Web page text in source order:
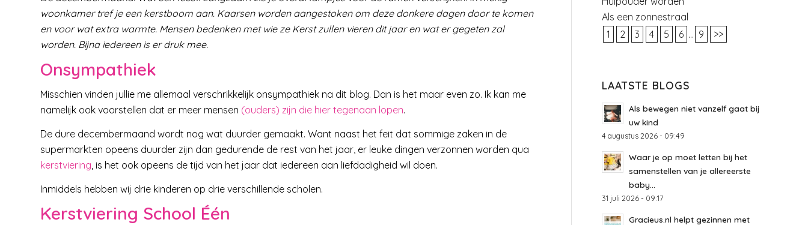
woonkamer tref je een kerstboom aan. Kaarsen worden aangestoken om deze donkere dagen door te komen
en voor wat extra warmte. Mensen bedenken met wie ze Kerst zullen vieren dit jaar en wat er gegeten zal
worden. Bijna iedereen is er druk mee.
Onsympathiek
Misschien vinden jullie me allemaal verschrikkelijk onsympathiek na dit blog. Dan is het maar even zo. Ik kan me
namelijk ook voorstellen dat er meer mensen (ouders) zijn die hier tegenaan lopen.
De dure decembermaand wordt nog wat duurder gemaakt. Want naast het feit dat sommige zaken in de
supermarkten opeens duurder zijn dan gedurende de rest van het jaar, er leuke dingen verzonnen worden qua
kerstviering , is het ook opeens de tijd van het jaar dat iedereen aan liefdadigheid wil doen.
Inmiddels hebben wij drie kinderen op drie verschillende scholen.
Kerstviering School Één
Als een zonnestraal
1
2 3 4 5 6 ... 9 >>
LAATSTE BLOGS
Als bewegen niet vanzelf gaat bij
uw kind
4 augustus 2026 - 09:49
Waar je op moet letten bij het
samenstellen van je allereerste
baby...
31 juli 2026 - 09:17
Gracieus.nl helpt gezinnen met